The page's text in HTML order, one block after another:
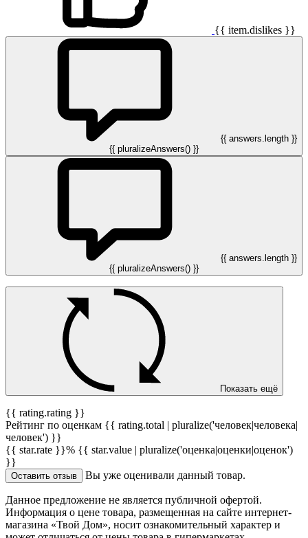
{{ item.dislikes }}
{{ answers.length }}
{{ pluralizeAnswers() }}
{{ answers.length }}
{{ pluralizeAnswers() }}
Показать ещё
{{ rating.rating }}
Рейтинг по оценкам {{ rating.total | pluralize('человек|человека|
человек') }}
{{ star.rate }}% {{ star.value | pluralize('оценка|оценки|оценок')
}}
Оставить отзыв Вы уже оценивали данный товар.
Данное предложение не является публичной офертой.
Информация о цене товара, размещенная на сайте интернет-
магазина «Твой Дом», носит ознакомительный характер и